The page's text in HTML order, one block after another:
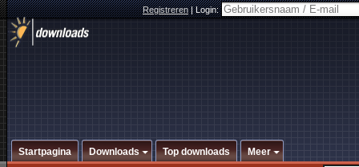
Registreren|Login:
Startpagina Downloads Top downloads Meer